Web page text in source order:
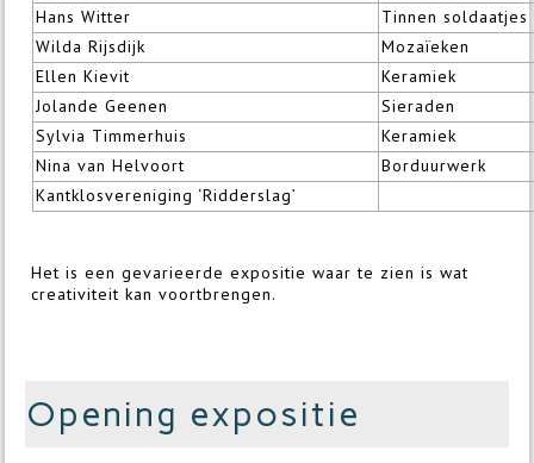
Hans Witter
Tinnen soldaatjes
Wilda Rijsdijk
Mozaïeken
Ellen Kievit
Keramiek
Jolande Geenen
Sieraden
Sylvia Timmerhuis
Keramiek
Nina van Helvoort
Borduurwerk
Kantklosvereniging ‘Ridderslag’
Het is een gevarieerde expositie waar te zien is wat
creativiteit kan voortbrengen.
Opening expositie